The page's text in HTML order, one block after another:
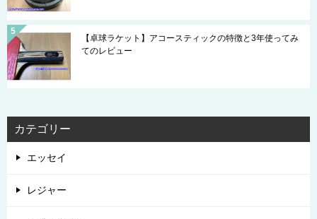
【卓球ラケット】アコースティックの特徴と3年使ってみ
てのレビュー
カテゴリー
エッセイ
レジャー